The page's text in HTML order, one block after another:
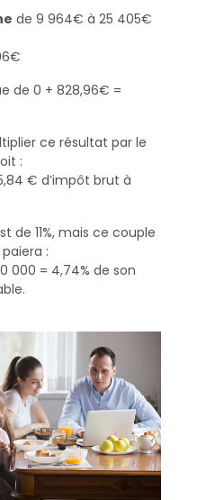
de 9 964€ à 25 405€
de 0 + 828,96€ =
ce résultat par le
:
€ d’impôt brut à
de 11%, mais ce couple
:
000 = 4,74% de son